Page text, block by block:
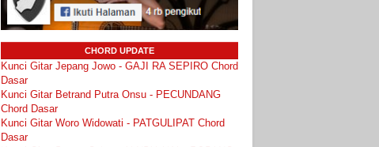
CHORD UPDATE
Kunci Gitar Jepang Jowo - GAJI RA SEPIRO Chord
Dasar
Kunci Gitar Betrand Putra Onsu - PECUNDANG
Chord Dasar
Kunci Gitar Woro Widowati - PATGULIPAT Chord
Dasar